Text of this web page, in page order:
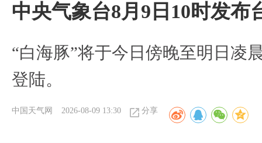
中央气象台8月9日10时发布
“白海豚”将于今日傍晚至明日凌
登陆。
中国天气网 2026-08-09 13:30 分享